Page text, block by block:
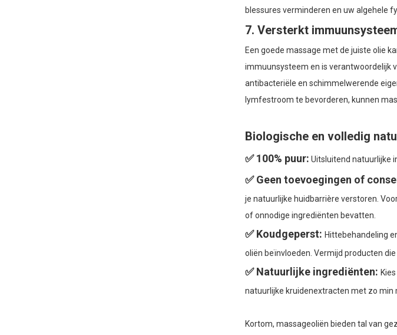
blessures verminderen en uw algehele
7. Versterkt
Een goede massage met de juiste olie
immuunsysteem en is verantwoordelijk
antibacteriële en schimmelwerende
lymfestroom te bevorderen, kunnen
Biologische en volledig
✅ 100% puur: Uitsluitend natuurlijke
✅ Geen toevoegingen of
je natuurlijke huidbarrière verstoren.
of onnodige ingrediënten bevatten.
✅ Koudgeperst: Hittebehandeling
oliën beïnvloeden. Vermijd producten
✅ Natuurlijke ingrediënten:
natuurlijke kruidenextracten met zo
Kortom, massageoliën bieden tal van